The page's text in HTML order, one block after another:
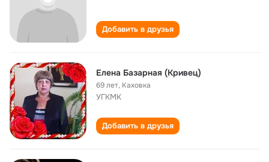
Добавить в друзья
Елена Базарная (Кривец)
69 лет, Каховка
УГКМК
Добавить в друзья